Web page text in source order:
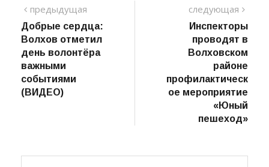
Навигация
по
записям
предыдущая
Добрые сердца:
Волхов отметил
день волонтёра
важными
событиями
(ВИДЕО)
следующая
пост
Инспекторы
проводят в
Волховском
районе
профилактическ
ое мероприятие
«Юный
пешеход»